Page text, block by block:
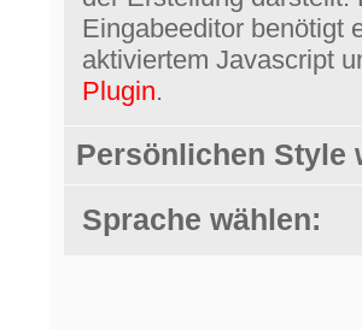
Eingabeeditor benötigt
aktiviertem Javascript
Plugin.
Persönlichen Style
Sprache wählen: